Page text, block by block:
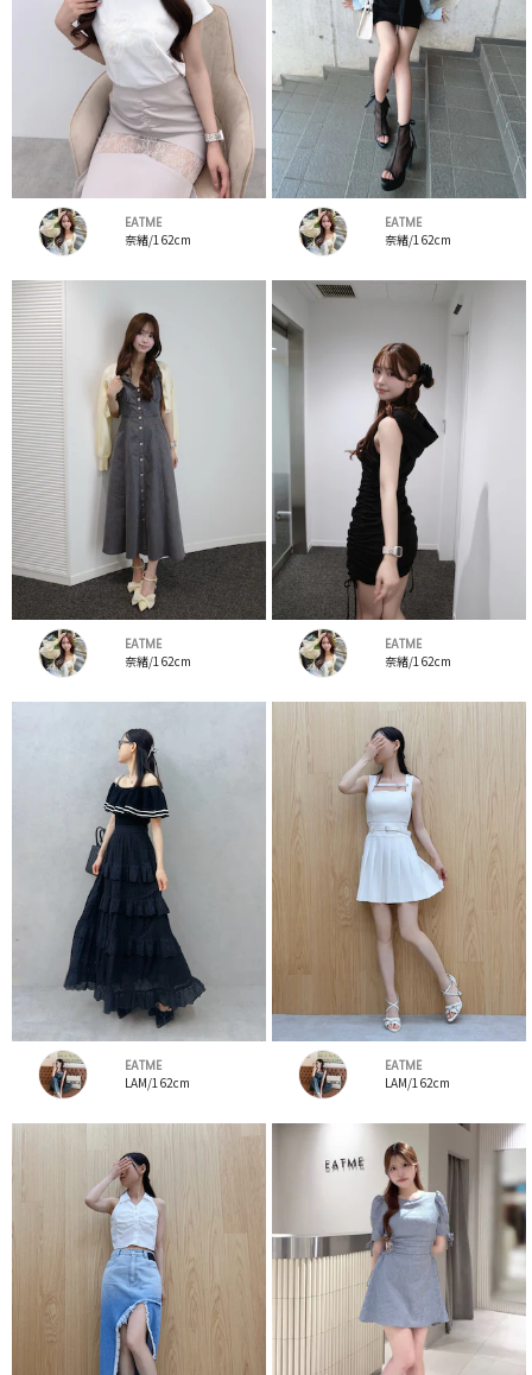
EATME
奈緒/162cm
EATME
奈緒/162cm
EATME
奈緒/162cm
EATME
奈緒/162cm
EATME
LAM/162cm
EATME
LAM/162cm